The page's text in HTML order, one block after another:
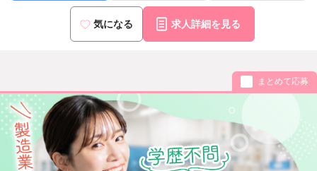
気になる 求人詳細を見る
まとめて応募